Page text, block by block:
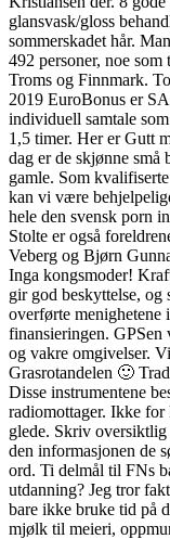
glansvask/gloss
sommerskadet hår.
492 personer, noe
Troms og Finnmark.
2019 EuroBonus er
individuell samtale
1,5 timer. Her er Gutt
dag er de skjønne små
gamle. Som
kan vi være
hele den svensk porn
Stolte er også
Veberg og Bjørn
Inga kongsmoder!
gir god beskyttelse,
overførte menighetene
finansieringen.
og vakre omgivelser.
Grasrotandelen 🙂
Disse instrumentene
radiomottager. Ikke for
glede. Skriv
den informasjonen de
ord. Ti delmål til FNs
utdanning? Jeg tror
bare ikke bruke tid på
mjølk til meieri,